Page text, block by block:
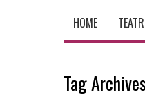
HOME
Tag